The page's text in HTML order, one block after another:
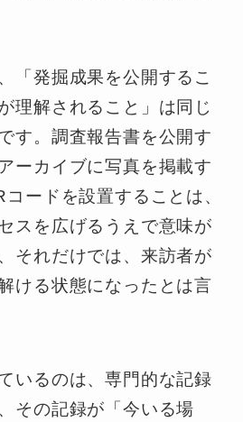
「発掘成果を公開するこ
理解されること」は同じ
す。調査報告書を公開す
ーカイブに写真を掲載す
ードを設置することは、
スを広げるうえで意味が
それだけでは、来訪者が
ける状態になったとは言
いるのは、専門的な記録
その記録が「今いる場